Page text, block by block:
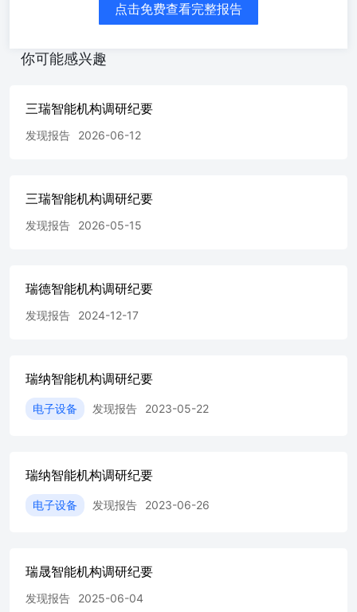
三是我们的业务结构正在从“单轮驱动”走向“双轮驱动”,无人
机动力系统业务作为公司的基本盘,保持稳健增长。同时,机
万元,同比增长122.93%。 总的来说,行业向上、地位稳固、
业务分三大板块:外骨骼机器人、人形机器人、四足机器
人。目前起量最快的方向是消费类外骨骼。在国内,一些景
区已经开始提供登山助力外骨骼设备的租赁服务,这种设备
费级外骨骼的销售情况更好。公司目前已与欧美市场主流外
营收中体现的增长方向,占据机器人板块收入半数以上。人
并不会特别 激进,比方说亏本或者是无底线烧钱,我们还是希
望自身财务状况能够保持上市前一样的健康度。 3、机器人
级无人机和消费级无人机的市场空间对比? 回复:从市场规模
来看,工业级已经远超消费级,且差距还在拉大。消费级无人
机的优势在于更直接触达终端消费者,消费者教育相对容易 ,
级无人机市场规模接近1584亿,预计到2029年可以达到2696
亿,达到消费级市场的2倍。 5、行业内竞争对手有哪些?传统
电机厂商进入该行业的门槛高么? 回复:公司的产品以外销、
无人机动力系统,尤其是我们主攻的工业级领域,应用场景极
度碎片化(如农林植保、工业巡检、应急救援等),要求的是多
点击免费查看完整报告
你可能感兴趣
三瑞智能机构调研纪要
发现报告 2026-06-12
三瑞智能机构调研纪要
发现报告 2026-05-15
瑞德智能机构调研纪要
发现报告 2024-12-17
瑞纳智能机构调研纪要
电子设备 发现报告 2023-05-22
瑞纳智能机构调研纪要
电子设备 发现报告 2023-06-26
瑞晟智能机构调研纪要
发现报告 2025-06-04